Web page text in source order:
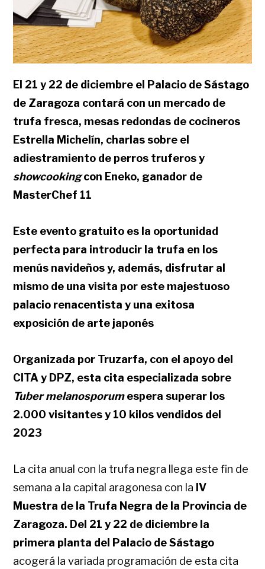
El 21 y 22 de diciembre el Palacio de Sástago
de Zaragoza contará con un mercado de
trufa fresca, mesas redondas de cocineros
Estrella Michelín, charlas sobre el
adiestramiento de perros truferos y
showcookingcon Eneko, ganador de
MasterChef 11
Este evento gratuito es la oportunidad
perfecta para introducir la trufa en los
menús navideños y, además, disfrutar al
mismo de una visita por este majestuoso
palacio renacentista y una exitosa
exposición de arte japonés
Organizada por Truzarfa, con el apoyo del
CITA y DPZ, esta cita especializada sobre
Tuber melanosporumespera superar los
2.000 visitantes y 10 kilos vendidos del
2023
La cita anual con la trufa negra llega este fin de
semana a la capital aragonesa con la IV
Muestra de la Trufa Negra de la Provincia de
Zaragoza. Del 21 y 22 de diciembre la
primera planta del Palacio de Sástago
acogerá la variada programación de esta cita